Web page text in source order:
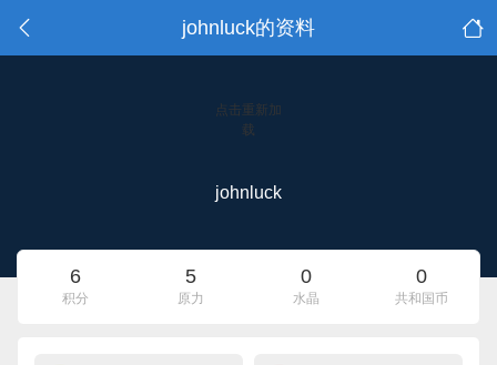
johnluck的资料
点击重新加
载
johnluck
6
积分
5
原力
0
水晶
0
共和国币